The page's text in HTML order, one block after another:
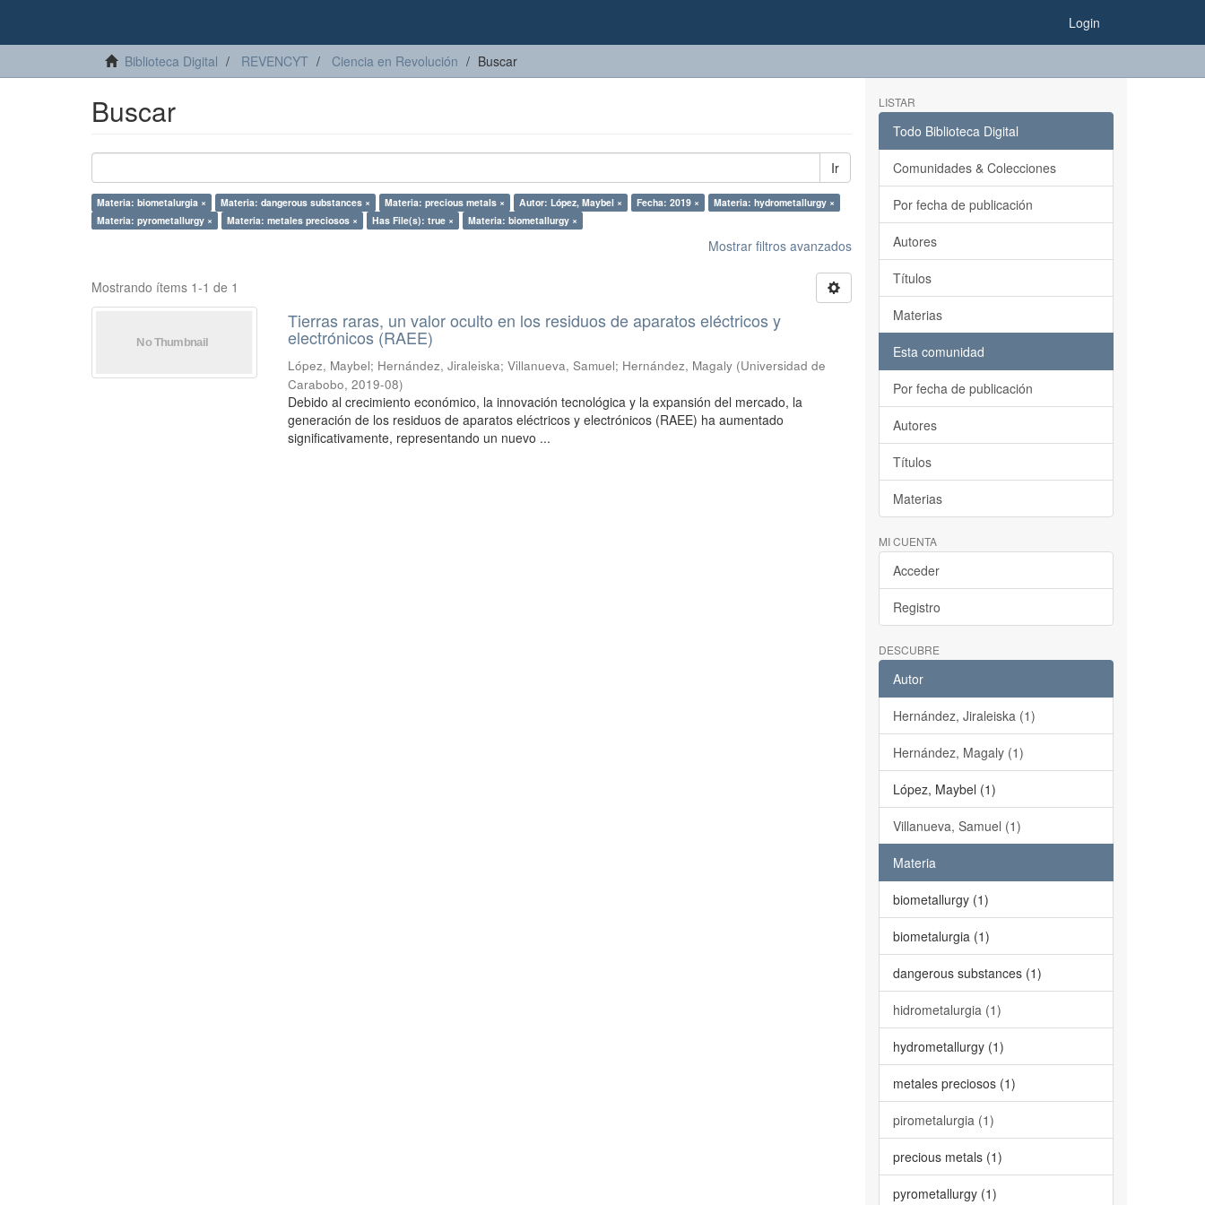
Login
Biblioteca Digital REVENCYT Ciencia en Revolución Buscar
Buscar
Ir
Materia: biometalurgia × Materia: dangerous substances × Materia: precious metals × Autor: López, Maybel × Fecha: 2019 ×
Materia: hydrometallurgy ×
Materia: pyrometallurgy ×
Materia: metales preciosos × Has File(s): true × Materia: biometallurgy ×
Mostrar filtros avanzados
Mostrando ítems 1-1 de 1
Tierras raras, un valor oculto en los residuos de aparatos eléctricos y
electrónicos (RAEE)
López, Maybel; Hernández, Jiraleiska;Villanueva, Samuel; Hernández, Magaly (Universidad de
Carabobo,2019-08)
Debido al crecimiento económico, la innovación tecnológica y la expansión del mercado, la
generación de los residuos de aparatos eléctricos y electrónicos (RAEE) ha aumentado
significativamente, representando un nuevo ...
LISTAR
Todo Biblioteca Digital
Comunidades & Colecciones
Por fecha de publicación
Autores
Títulos
Materias
Esta comunidad
Por fecha de publicación
Autores
Títulos
Materias
MI CUENTA
Acceder
Registro
DESCUBRE
Autor
Hernández, Jiraleiska (1)
Hernández, Magaly (1)
López, Maybel (1)
Villanueva, Samuel (1)
Materia
biometallurgy (1)
biometalurgia (1)
dangerous substances (1)
hidrometalurgia (1)
hydrometallurgy (1)
metales preciosos (1)
pirometalurgia (1)
precious metals (1)
pyrometallurgy (1)